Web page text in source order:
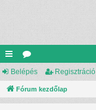
yo
rs
ór
u
Belépés Regisztráció
Fórum kezdőlap